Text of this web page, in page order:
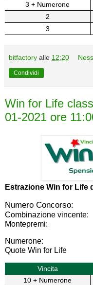
3 + Numerone
2
3
bitfactory alle 12:20
Condividi
Win for Life
01-2021 ore
Estrazione Win for Life
Numero Concorso:
Combinazione vincente:
Montepremi:
Numerone:
Quote Win for Life
Vincita
10 + Numerone